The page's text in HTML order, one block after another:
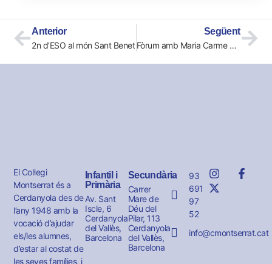
Anterior
2n d’ESO al món Sant Benet
Següent
Fòrum amb Maria Carme Roca
El Col·legi
Montserrat és a
Cerdanyola des de
l’any 1948 amb la
vocació d’ajudar
els/les alumnes,
d’estar al costat de
les seves famílies, i
Infantil i
Primària
Av. Sant
Iscle, 6
Cerdanyola
del Vallès,
Barcelona
Secundària
Carrer
Mare de
Déu del
Pilar, 113
Cerdanyola
del Vallès,
Barcelona
93
691
97
52
info@cmontserrat.cat